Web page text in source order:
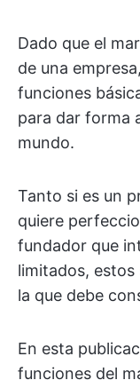
Dado que el
de una
funciones
para dar forma
mundo.
Tanto si es un
quiere
fundador que
limitados, estos
la que debe
En esta
funciones del